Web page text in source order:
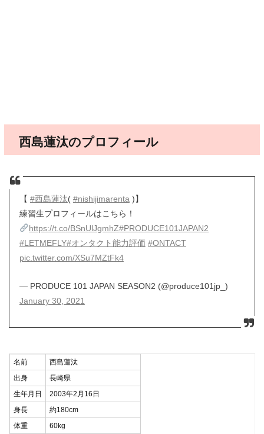
西島蓮汰のプロフィール
【 #西島蓮汰( #nishijimarenta)】
練習生プロフィールはこちら！
https://t.co/BSnUlJgmhZ#PRODUCE101JAPAN2
#LETMEFLY#オンタクト能力評価 #ONTACT
pic.twitter.com/XSu7MZtFk4
— PRODUCE 101 JAPAN SEASON2 (@produce101jp_)
January 30, 2021
名前
西島蓮汰
出身
長崎県
生年月日
2003年2月16日
身長
約180cm
体重
60kg